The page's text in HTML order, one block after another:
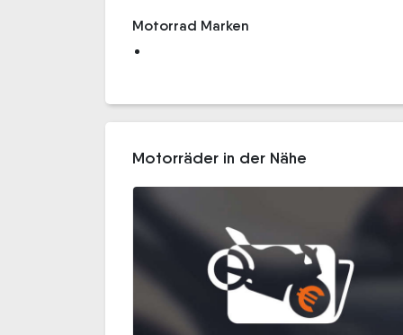
Motorrad Marken
Motorräder in der Nähe